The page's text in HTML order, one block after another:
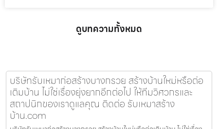
ดูบทความทั้งหมด
บริษัทรับเหมาก่อสร้างบางกรวย สร้างบ้านใหม่หรือต่อ
เติมบ้าน ไม่ใช่เรื่องยุ่งยากอีกต่อไป ให้ทีมวิศวกรและ
สถาปนิกของเราดูแลคุณ ติดต่อ รับเหมาสร้าง
บ้าน.com